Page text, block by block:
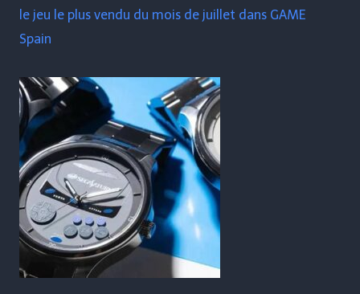
le jeu le plus vendu du mois de juillet dans GAME
Spain